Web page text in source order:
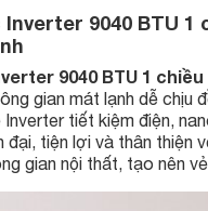
9040 BTU 1
9040 BTU 1 chiều
gian mát lạnh dễ
tiết kiệm điện,
đại, tiện lợi và thân
gian nội thất, tạo nên